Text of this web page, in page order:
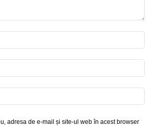
adresa de e-mail și site-ul web în acest browser